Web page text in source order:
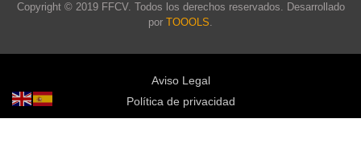
Copyright © 2019 FFCV. Todos los derechos reservados. Desarrollado
por TOOOLS.
Aviso Legal
Política de privacidad
Política de cookies